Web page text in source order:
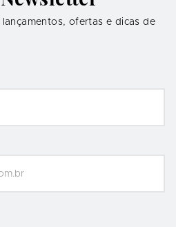
lançamentos, ofertas e dicas de